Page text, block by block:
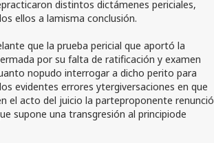
distintos dictámenes periciales,
ellos a lamisma conclusión.
que la prueba pericial que aportó la
por su falta de ratificación y examen
nopudo interrogar a dicho perito para
evidentes errores ytergiversaciones en que
el acto del juicio la parteproponente renunció
supone una transgresión al principiode